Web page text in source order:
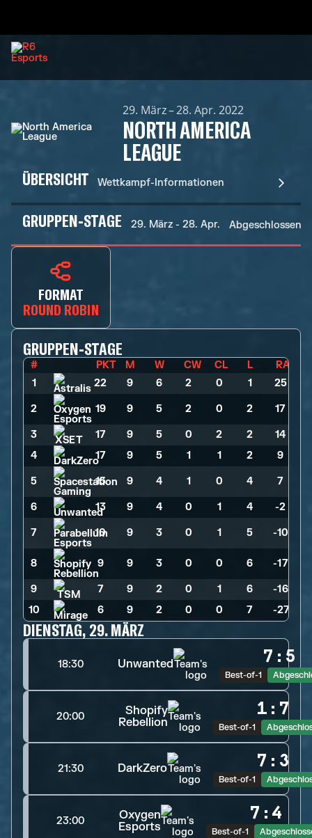
29. März – 28. Apr. 2022
NORTH AMERICA
LEAGUE
ÜBERSICHT Wettkampf-Informationen
GRUPPEN-STAGE 29. März - 28. Apr. Abgeschlossen
FORMAT
ROUND ROBIN
GRUPPEN-STAGE
# PKT M W CW CL L
RA
1
22 9 6 2 0 1 25
2 19 9 5 2 0 2 17
3 17 9 5 0 2 2
14
4
17 9 5 1 1 2 9
5 15 > 9 4 1 0 4 7
6 13 9 4 0 1 4 -2
7 10 9 3 0 1 5 -10
8 9 9 3 0 0 6 -17
9 7 9 2 0 1 6
-16
10
6 9 2 0 0 7 -27
DIENSTAG, 29. MÄRZ
18:30 Unwanted 7 : 5
Best-of-1
20:00
Shopify
Rebellion
1 : 7
Best-of-1
21:30 DarkZero 7 : 3
Best-of-1
23:00
Oxygen
Esports
7 : 4
Best-of-1